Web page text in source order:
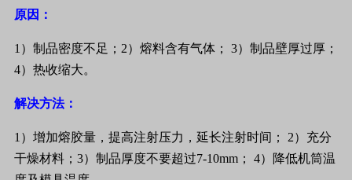
原因：
1 ）制品密度不足； 2）熔料含有气体； 3）制品壁厚过厚；
4）热收缩大。
解决方法：
1 ）增加熔胶量，提高注射压力，延长注射时间； 2）充分
干燥材料； 3）制品厚度不要超过7-10mm ； 4）降低机筒温